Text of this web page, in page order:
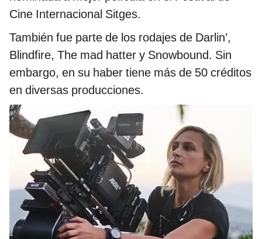
Cine Internacional Sitges.
También fue parte de los rodajes de Darlin’,
Blindfire, The mad hatter y Snowbound. Sin
embargo, en su haber tiene más de 50 créditos
en diversas producciones.